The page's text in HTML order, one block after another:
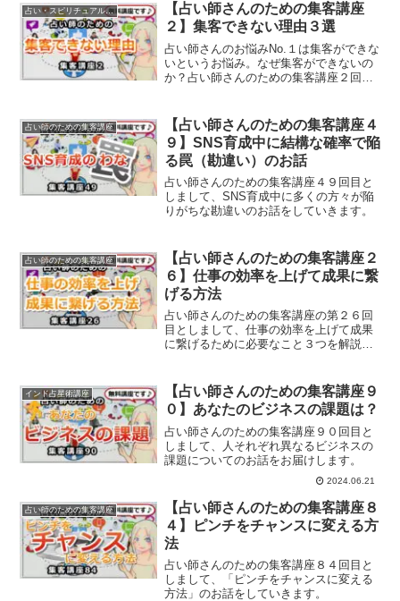
占い・スピリチュアルビジネス
【占い師さんのための集客講座
２】集客できない理由３選
占い師さんのお悩みNo.１は集客ができな
いというお悩み。なぜ集客ができないの
か？占い師さんのための集客講座２回目
占い師のための集客講座
【占い師さんのための集客講座４
９】SNS育成中に結構な確率で陥
る罠（勘違い）のお話
占い師さんのための集客講座４９回目と
しまして、SNS育成中に多くの方々が陥
りがちな勘違いのお話をしていきます。
占い師のための集客講座
【占い師さんのための集客講座２
６】仕事の効率を上げて成果に繋
げる方法
占い師さんのための集客講座の第２６回
目としまして、仕事の効率を上げて成果
に繋げるために必要なこと３つを解説し
インド占星術講座
【占い師さんのための集客講座９
０】あなたのビジネスの課題は？
占い師さんのための集客講座９０回目と
しまして、人それぞれ異なるビジネスの
課題についてのお話をお届けします。
2024.06.21
占い師のための集客講座
【占い師さんのための集客講座８
４】ピンチをチャンスに変える方
法
占い師さんのための集客講座８４回目と
しまして、「ピンチをチャンスに変える
方法」のお話をしていきます。